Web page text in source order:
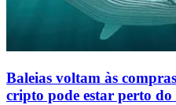
Baleias voltam às
cripto pode estar perto